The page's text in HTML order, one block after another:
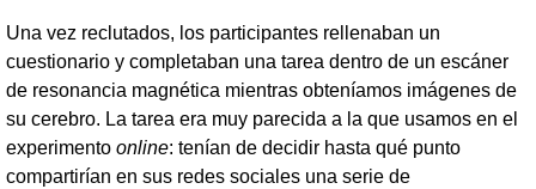
Una vez reclutados, los participantes rellenaban un
cuestionario y completaban una tarea dentro de un escáner
de resonancia magnética mientras obteníamos imágenes de
su cerebro. La tarea era muy parecida a la que usamos en el
experimento online: tenían de decidir hasta qué punto
compartirían en sus redes sociales una serie de